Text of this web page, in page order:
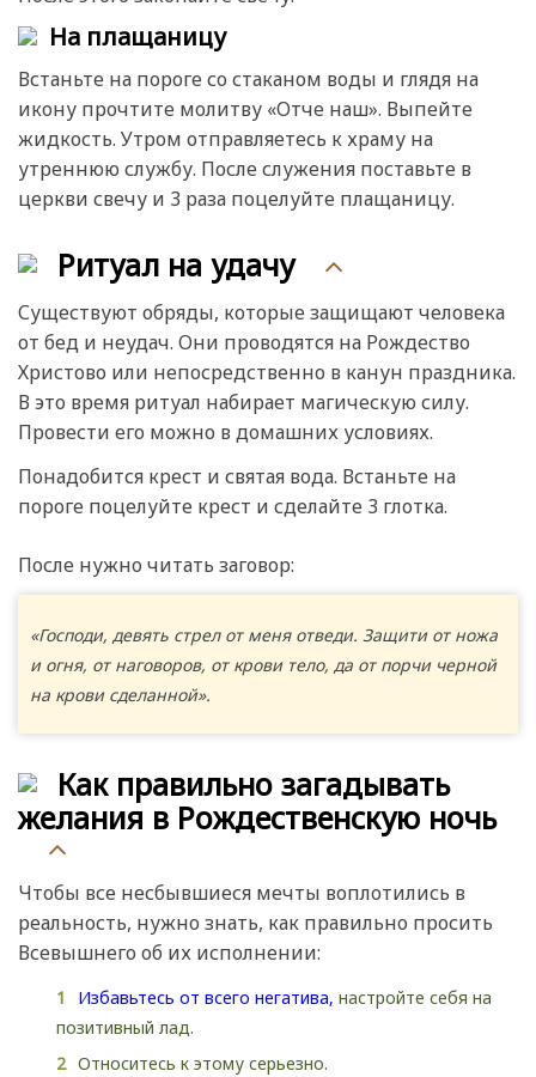
На плащаницу
Встаньте на пороге со стаканом воды и глядя на
икону прочтите молитву «Отче наш». Выпейте
жидкость. Утром отправляетесь к храму на
утреннюю службу. После служения поставьте в
церкви свечу и 3 раза поцелуйте плащаницу.
Ритуал на удачу
Существуют обряды, которые защищают человека
от бед и неудач. Они проводятся на Рождество
Христово или непосредственно в канун праздника.
В это время ритуал набирает магическую силу.
Провести его можно в домашних условиях.
Понадобится крест и святая вода. Встаньте на
пороге поцелуйте крест и сделайте 3 глотка.
После нужно читать заговор:
«Господи, девять стрел от меня отведи. Защити от ножа
и огня, от наговоров, от крови тело, да от порчи черной
на крови сделанной».
Как правильно загадывать
желания в Рождественскую ночь
Чтобы все несбывшиеся мечты воплотились в
реальность, нужно знать, как правильно просить
Всевышнего об их исполнении:
Избавьтесь от всего негатива, настройте себя на
позитивный лад.
Относитесь к этому серьезно.